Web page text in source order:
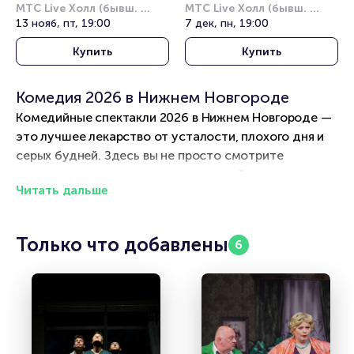
МТС Live Холл (бывш.
Юпитер)
13 нояб, пт, 19:00
Купить
МТС Live Холл (бывш.
Юпитер)
7 дек, пн, 19:00
Купить
Комедия 2026 в Нижнем Новгороде
Комедийные спектакли 2026 в Нижнем Новгороде —
это лучшее лекарство от усталости, плохого дня и
серых будней. Здесь вы не просто смотрите
души и на два часа забываете о проблемах. Для
самые веселые сцены: от классических театров с
блистательными водевилями до современных
импровизациями. Вас ждут искрометные диалоги,
нелепые ситуации и актеры, которые умеют
рассмешить до слез. Нижний Новгород
представляет афишу комедийных спектаклей на
Читать дальше
Только что добавлены 6